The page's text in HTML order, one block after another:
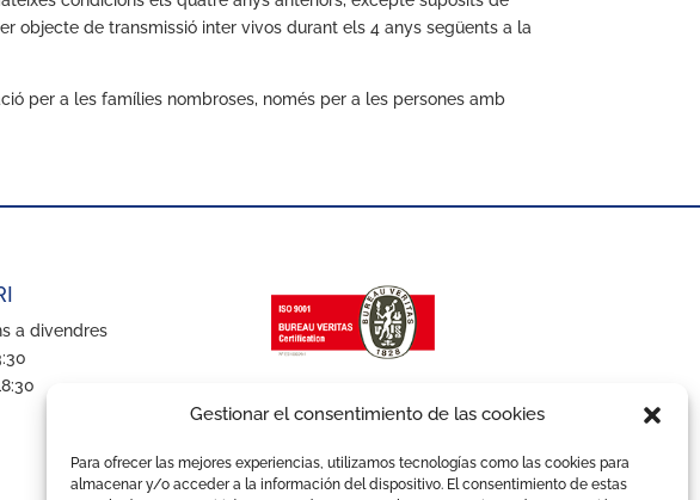
Gestionar el consentimiento de las cookies
Para ofrecer las mejores experiencias, utilizamos tecnologías como las cookies para
almacenar y/o acceder a la información del dispositivo. El consentimiento de estas
objecte de transmissió inter vivos durant els 4 anys següents a la
per a les famílies nombroses, només per a les persones amb
a divendres